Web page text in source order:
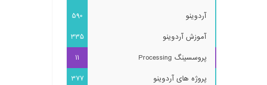
آردوینو
590
آموزش آردوینو
335
پروسسینگ Processing
11
پروژه های آردوینو
377